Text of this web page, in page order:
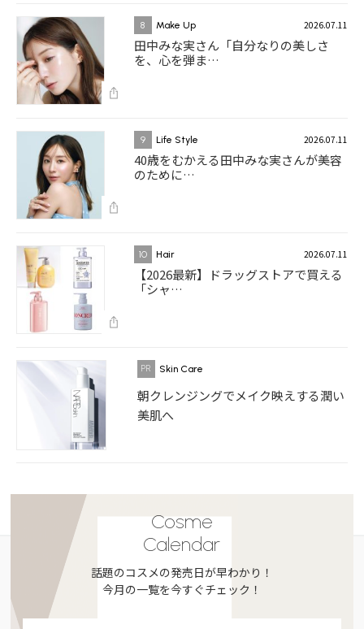
8 Make Up 2026.07.11
田中みな実さん「自分なりの美しさ
を、心を弾ま…
9 Life Style 2026.07.11
40歳をむかえる田中みな実さんが美容
のために…
10 Hair 2026.07.11
【2026最新】ドラッグストアで買える
「シャ…
Skin Care
朝クレンジングでメイク映えする潤い
美肌へ
Cosme
Calendar
話題のコスメの発売日が早わかり！
今月の一覧を今すぐチェック！